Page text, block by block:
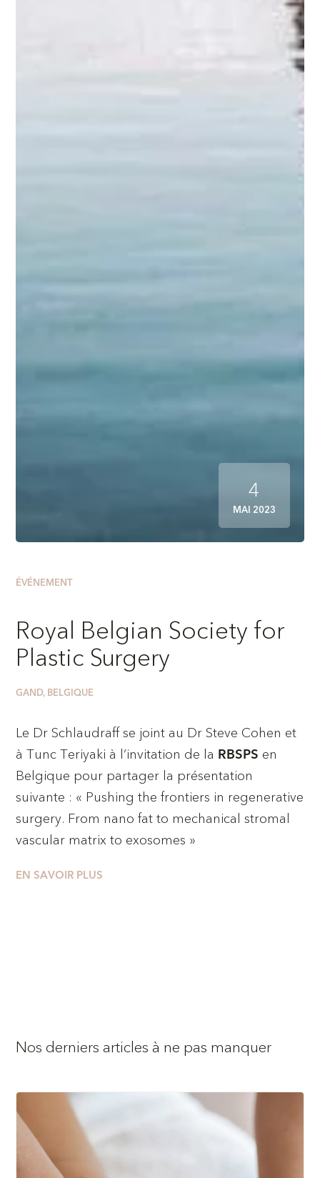
4
MAI 2023
ÉVÉNEMENT
Royal Belgian Society for
Plastic Surgery
GAND, BELGIQUE
Le Dr Schlaudraff se joint au Dr Steve Cohen et
à Tunc Teriyaki à l’invitation de la RBSPS en
Belgique pour partager la présentation
suivante : « Pushing the frontiers in regenerative
surgery. From nano fat to mechanical stromal
vascular matrix to exosomes »
EN SAVOIR PLUS
Nos derniers articles à ne pas manquer